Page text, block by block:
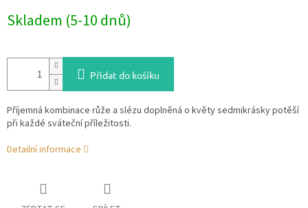
cena:
Skladem (5-10 dnů)
Přidat do košíku
Příjemná kombinace růže a slézu doplněná o květy sedmikrásky potěší
při každé sváteční příležitosti.
Detailní informace